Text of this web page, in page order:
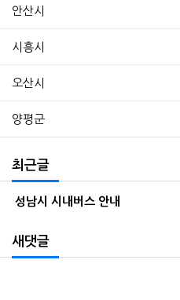
안산시
시흥시
오산시
양평군
최근글
성남시 시내버스 안내
새댓글